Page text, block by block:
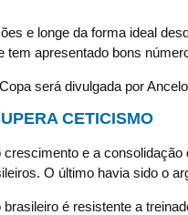
e longe da forma ideal
tem apresentado bons
será divulgada por
CETICISMO
e a
O último havia sido o
brasileiro é resistente a